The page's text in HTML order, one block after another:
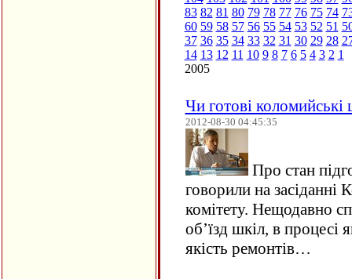
83 82 81 80 79 78 77 76 75 74
60 59 58 57 56 55 54 53 52 51
37 36 35 34 33 32 31 30 29 28
14 13 12 11 10 9 8 7 6 5 4 3 2 1
2005
Чи готові коломийські
2012-08-30 04:45:35
Про стан
говорили на засіданні
комітету. Нещодавно
об’їзд шкіл, в процесі
якість ремонтів…